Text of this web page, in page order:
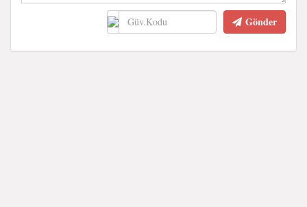
Gönder